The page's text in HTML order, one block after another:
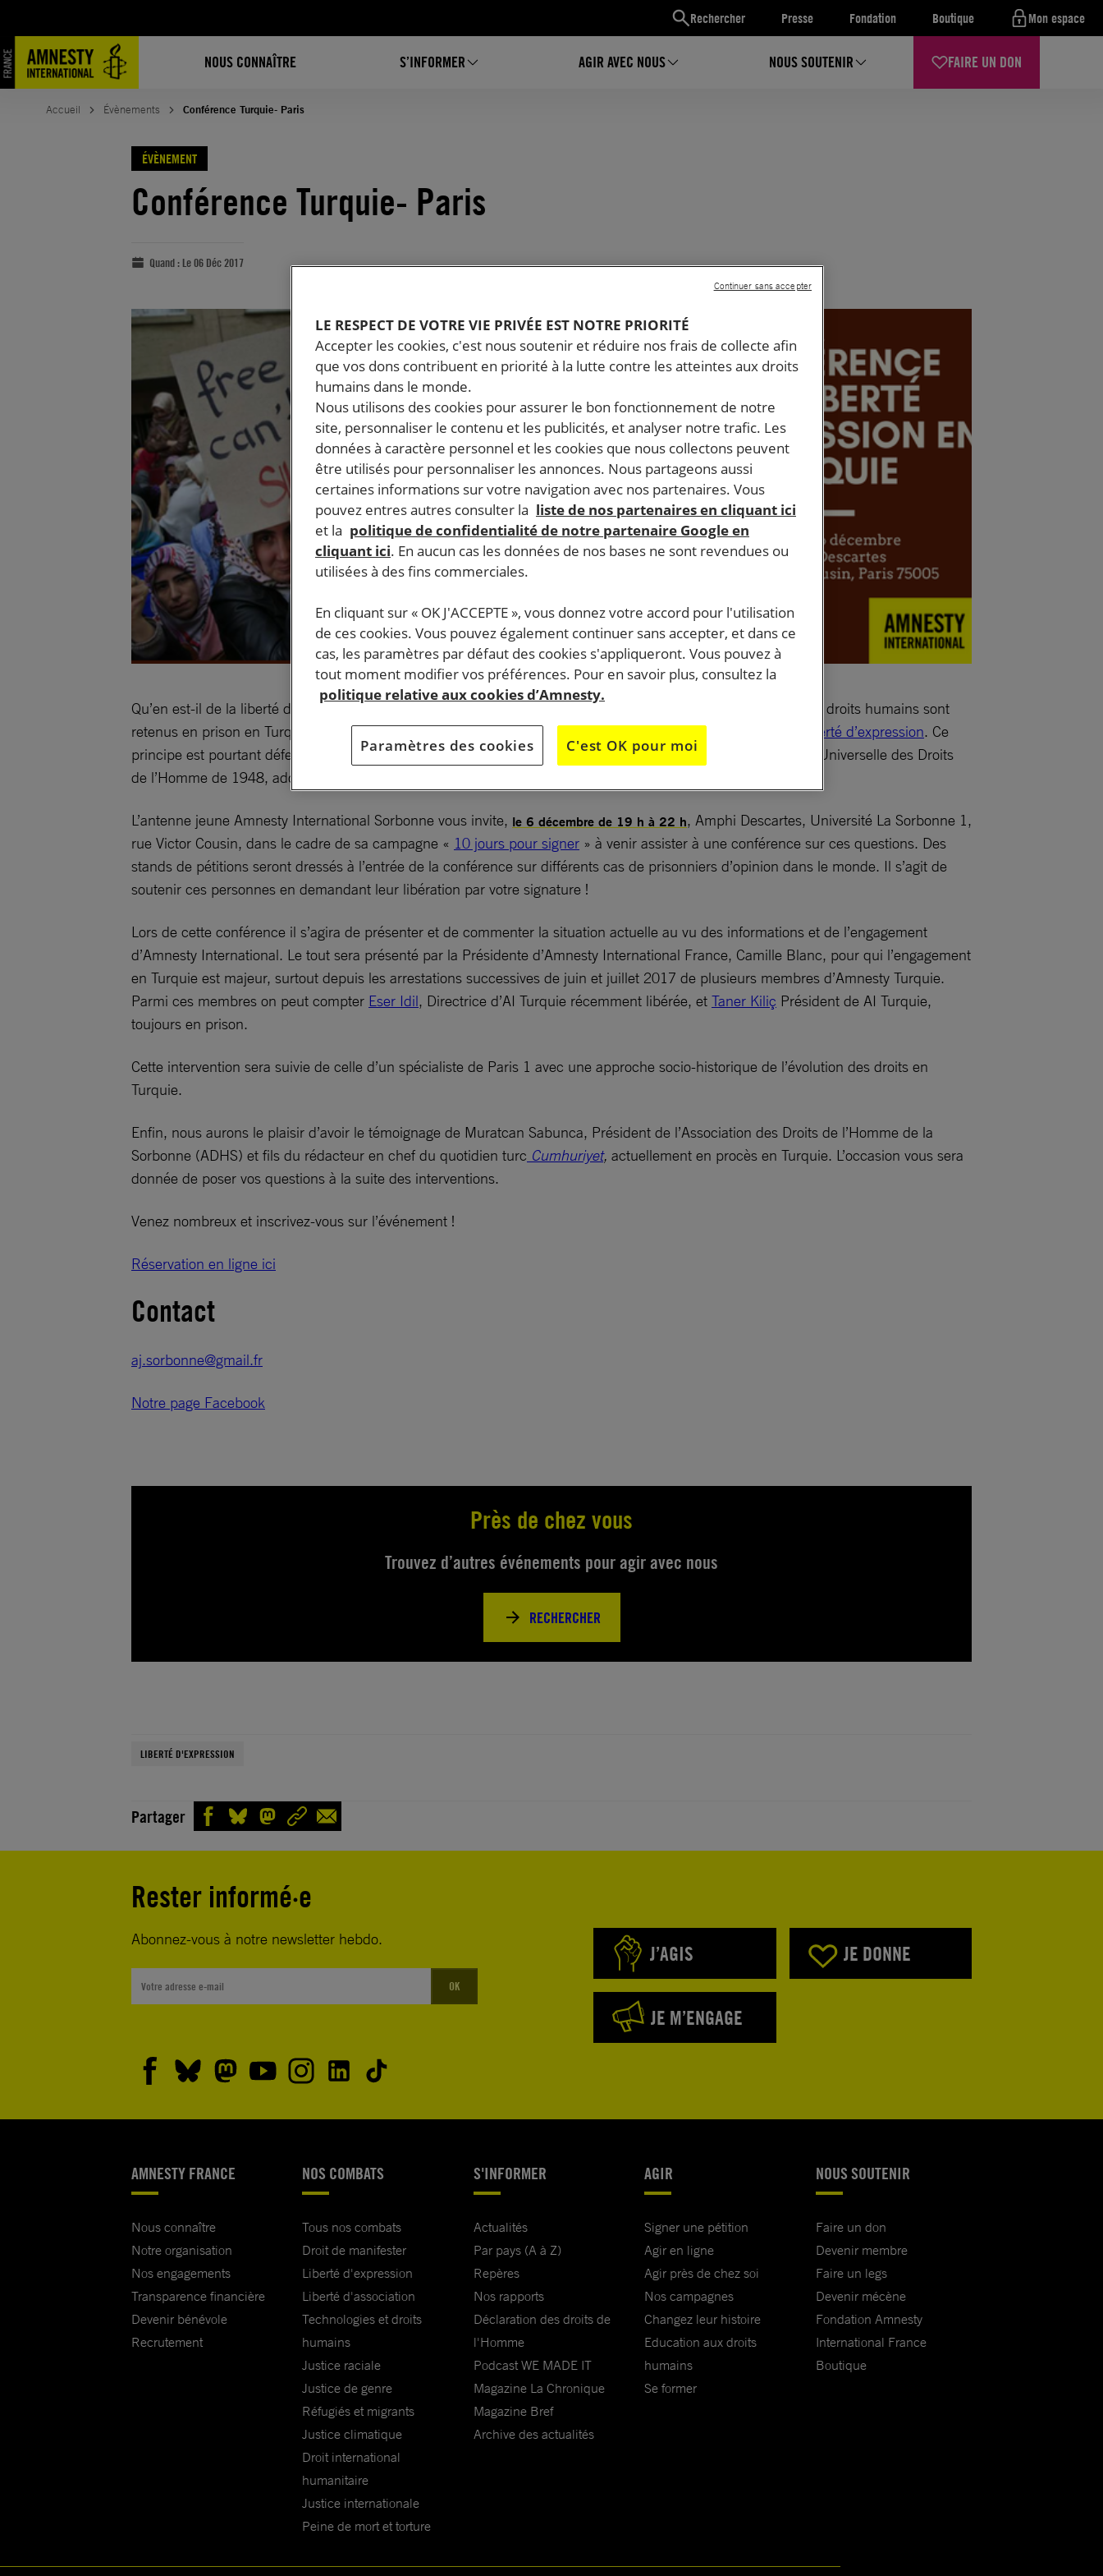
Rechercher Presse Fondation Boutique Mon espace
NOUS CONNAÎTRE S’INFORMER AGIR AVEC NOUS NOUS SOUTENIR FAIRE UN DON
Accueil Évènements Conférence Turquie- Paris
ÉVÈNEMENT
Conférence Turquie- Paris
Quand : Le 06 Déc 2017
Qu’en est-il de la liberté d’expression en
? A l’heure actuelle plus de 150 journalistes et défenseurs des droits humains sont
retenus en prison en Turquie. Le gouvernement d’Erdogan aborde avec peu de considération le concept de
liberté d’expression. Ce
principe est pourtant défendu par de nombreux textes de lois internationaux, à commencer par la Déclaration Universelle des Droits
de l’Homme de 1948, adoptée par l’ONU alors même que la Turquie était déjà un Etat-membre.
L’antenne jeune Amnesty International Sorbonne vous invite, le 6 décembre de 19 h à 22 h, Amphi Descartes, Université La Sorbonne 1,
rue Victor Cousin, dans le cadre de sa campagne « 10 jours pour signer » à venir assister à une conférence sur ces questions. Des
stands de pétitions seront dressés à l’entrée de la conférence sur différents cas de prisonniers d’opinion dans le monde. Il s’agit de
soutenir ces personnes en demandant leur libération par votre signature !
Lors de cette conférence il s’agira de présenter et de commenter la situation actuelle au vu des informations et de l’engagement
d’Amnesty International. Le tout sera présenté par la Présidente d’Amnesty International France, Camille Blanc, pour qui l’engagement
en Turquie est majeur, surtout depuis les arrestations successives de juin et juillet 2017 de plusieurs membres d’Amnesty Turquie.
Parmi ces membres on peut compter Eser Idil, Directrice d’AI Turquie récemment libérée, et Taner Kiliç Président de AI Turquie,
toujours en prison.
Cette intervention sera suivie de celle d’un spécialiste de Paris 1 avec une approche socio-historique de l’évolution des droits en
Turquie.
Enfin, nous aurons le plaisir d’avoir le témoignage de Muratcan Sabunca, Président de l’Association des Droits de l’Homme de la
Sorbonne (ADHS) et fils du rédacteur en chef du quotidien turc Cumhuriyet, actuellement en procès en Turquie. L’occasion vous sera
donnée de poser vos questions à la suite des interventions.
Venez nombreux et inscrivez-vous sur l’événement !
Réservation en ligne ici
Contact
aj.sorbonne@gmail.fr
Notre page Facebook
Près de chez vous
Trouvez d’autres événements pour agir avec nous
RECHERCHER
LIBERTÉ D'EXPRESSION
Partager
Rester informé·e
Abonnez-vous à notre newsletter hebdo.
OK
J’AGIS JE DONNE
JE M’ENGAGE
AMNESTY FRANCE
Nous connaître
Notre organisation
Nos engagements
Transparence financière
Devenir bénévole
Recrutement
NOS COMBATS
Tous nos combats
Droit de manifester
Liberté d'expression
Liberté d'association
Technologies et droits
humains
Justice raciale
Justice de genre
Réfugiés et migrants
Justice climatique
Droit international
humanitaire
Justice internationale
Peine de mort et torture
S'INFORMER
Actualités
Par pays (A à Z)
Repères
Nos rapports
Déclaration des droits de
l'Homme
Podcast WE MADE IT
Magazine La Chronique
Magazine Bref
Archive des actualités
AGIR
Signer une pétition
Agir en ligne
Agir près de chez soi
Nos campagnes
Changez leur histoire
Education aux droits
humains
Se former
NOUS SOUTENIR
Faire un don
Devenir membre
Faire un legs
Devenir mécène
Fondation Amnesty
International France
Boutique
LE RESPECT DE VOTRE VIE PRIVÉE EST NOTRE PRIORITÉ
Accepter les cookies, c'est nous soutenir et réduire nos frais de collecte afin
que vos dons contribuent en priorité à la lutte contre les atteintes aux droits
humains dans le monde.
Nous utilisons des cookies pour assurer le bon fonctionnement de notre
site, personnaliser le contenu et les publicités, et analyser notre trafic. Les
données à caractère personnel et les cookies que nous collectons peuvent
être utilisés pour personnaliser les annonces. Nous partageons aussi
certaines informations sur votre navigation avec nos partenaires. Vous
pouvez entres autres consulter la liste de nos partenaires en cliquant ici
et la politique de confidentialité de notre partenaire Google en
cliquant ici. En aucun cas les données de nos bases ne sont revendues ou
utilisées à des fins commerciales.
En cliquant sur « OK J'ACCEPTE », vous donnez votre accord pour l'utilisation
de ces cookies. Vous pouvez également continuer sans accepter, et dans ce
cas, les paramètres par défaut des cookies s'appliqueront. Vous pouvez à
tout moment modifier vos préférences. Pour en savoir plus, consultez la
politique relative aux cookies d’Amnesty.
Paramètres des cookies C'est OK pour moi
Continuer sans accepter